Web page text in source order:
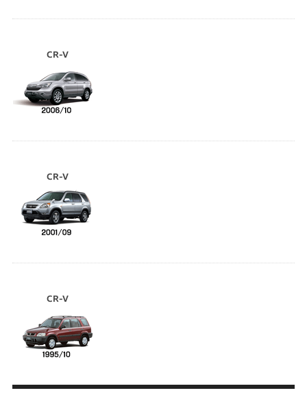
CR-V
CR-V
CR-V